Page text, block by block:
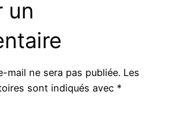
un
mail ne sera pas publiée. Les
sont indiqués avec *